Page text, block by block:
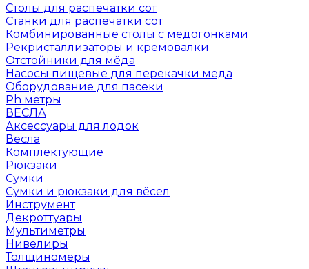
Столы для распечатки сот
Станки для распечатки сот
Комбинированные столы с медогонками
Рекристаллизаторы и кремовалки
Отстойники для мёда
Насосы пищевые для перекачки меда
Оборудование для пасеки
Ph метры
ВЁСЛА
Аксессуары для лодок
Весла
Комплектующие
Рюкзаки
Сумки
Сумки и рюкзаки для вёсел
Инструмент
Декроттуары
Мультиметры
Нивелиры
Толщиномеры